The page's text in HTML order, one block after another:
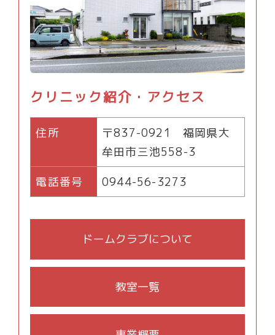
クリニック紹介・アクセス
住所
〒837-0921 福岡県大
牟田市三池558-3
電話番号
0944-56-3273
ドームクラブについて
教室一覧